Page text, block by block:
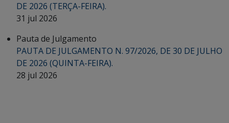
DE 2026 (TERÇA-FEIRA).
31 jul 2026
Pauta de Julgamento
PAUTA DE JULGAMENTO N. 97/2026, DE 30 DE JULHO
DE 2026 (QUINTA-FEIRA).
28 jul 2026